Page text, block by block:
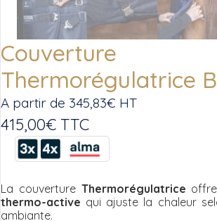
Couverture
Thermorégulatrice
A partir de 345,83€ HT
415,00€ TTC
La couverture Thermorégulatrice
thermo-active qui ajuste la chaleur
ambiante.